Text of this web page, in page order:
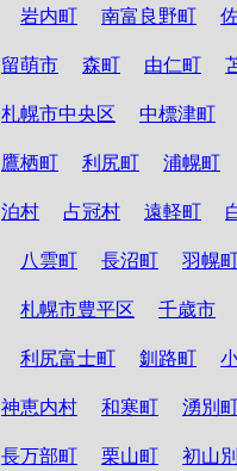
岩内町 南富良野町
留萌市 森町 由仁町
札幌市中央区 中標津町
鷹栖町 利尻町 浦幌町
泊村 占冠村 遠軽町
八雲町 長沼町 羽幌
札幌市豊平区 千歳市
利尻富士町 釧路町
神恵内村 和寒町 湧別
長万部町 栗山町 初山